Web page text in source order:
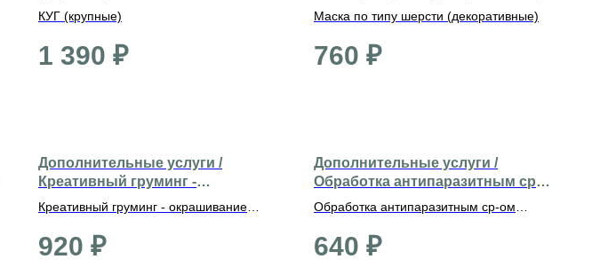
КУГ (крупные)
1 390 ₽
Маска по типу шерсти (декоративные)
760 ₽
Дополнительные услуги /
Креативный груминг -
окрашивание хвоста
Креативный груминг - окрашивание
920 ₽
Дополнительные услуги /
Обработка антипаразитным ср-
ом (крупные)
Обработка антипаразитным ср-ом
640 ₽